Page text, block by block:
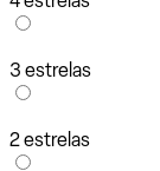
3 estrelas
2 estrelas